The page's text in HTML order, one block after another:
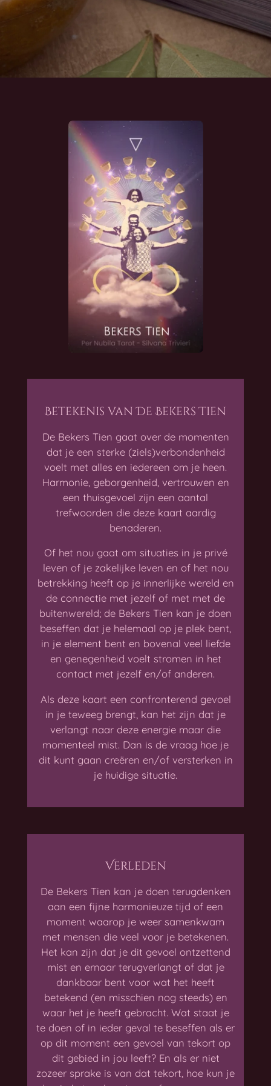
Betekenis van De Bekers Tien
De Bekers Tien gaat over de momenten
dat je een sterke (ziels)verbondenheid
voelt met alles en iedereen om je heen.
Harmonie, geborgenheid, vertrouwen en
een thuisgevoel zijn een aantal
trefwoorden die deze kaart aardig
benaderen.
Of het nou gaat om situaties in je privé
leven of je zakelijke leven en of het nou
betrekking heeft op je innerlijke wereld en
de connectie met jezelf of met met de
buitenwereld; de Bekers Tien kan je doen
beseffen dat je helemaal op je plek bent,
in je element bent en bovenal veel liefde
en genegenheid voelt stromen in het
contact met jezelf en/of anderen.
Als deze kaart een confronterend gevoel
in je teweeg brengt, kan het zijn dat je
verlangt naar deze energie maar die
momenteel mist. Dan is de vraag hoe je
dit kunt gaan creëren en/of versterken in
je huidige situatie.
Verleden
De Bekers Tien kan je doen terugdenken
aan een fijne harmonieuze tijd of een
moment waarop je weer samenkwam
met mensen die veel voor je betekenen.
Het kan zijn dat je dit gevoel ontzettend
mist en ernaar terugverlangt of dat je
dankbaar bent voor wat het heeft
betekend (en misschien nog steeds) en
waar het je heeft gebracht. Wat staat je
te doen of in ieder geval te beseffen als er
op dit moment een gevoel van tekort op
dit gebied in jou leeft? En als er niet
zozeer sprake is van dat tekort, hoe kun je